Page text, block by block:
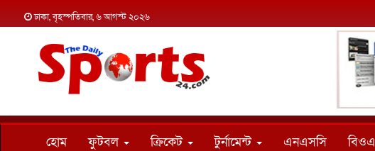
ঢাকা, বৃহস্পতিবার, ৬ আগস্ট ২০২৬
হোম ফুটবল ক্রিকেট টুর্নামেন্ট এনএসসি বিওএ